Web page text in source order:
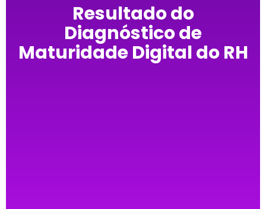
Resultado do
Diagnóstico de
Maturidade Digital do RH